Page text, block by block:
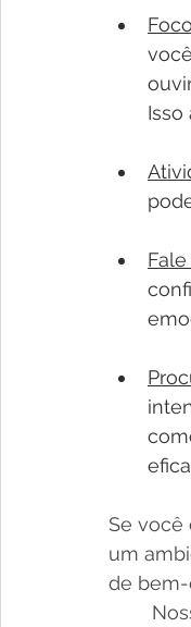
Se você
um
de bem-